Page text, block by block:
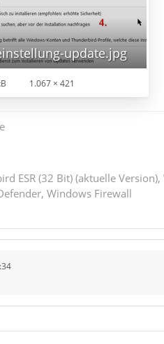
voraus, das Thunderbird mit…
update.jpg
1.067 × 421
ESR (32 Bit) (aktuelle
Windows Firewall